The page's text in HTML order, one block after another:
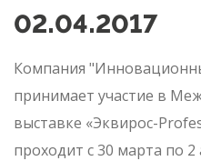
02.04.2017
Компания
принимает участие в
выставке «Эквирос-
проходит c 30 марта по 2